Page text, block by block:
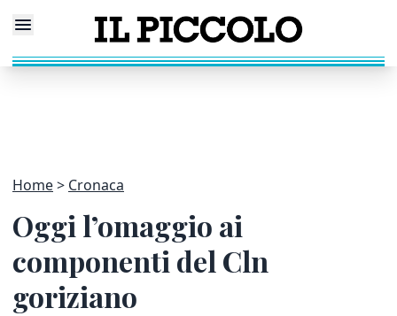
Home Cronaca
Oggi l’omaggio ai
componenti del Cln
goriziano